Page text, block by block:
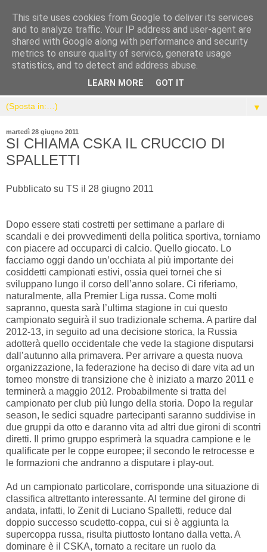
▼
martedì 28 giugno 2011
SI CHIAMA CSKA IL CRUCCIO DI
SPALLETTI
Pubblicato su TS il 28 giugno 2011
Dopo essere stati costretti per settimane a parlare di
scandali e dei provvedimenti della politica sportiva, torniamo
con piacere ad occuparci di calcio. Quello giocato. Lo
facciamo oggi dando un’occhiata al più importante dei
cosiddetti campionati estivi, ossia quei tornei che si
sviluppano lungo il corso dell’anno solare. Ci riferiamo,
naturalmente, alla Premier Liga russa. Come molti
sapranno, questa sarà l’ultima stagione in cui questo
campionato seguirà il suo tradizionale schema. A partire dal
2012-13, in seguito ad una decisione storica, la Russia
adotterà quello occidentale che vede la stagione disputarsi
dall’autunno alla primavera. Per arrivare a questa nuova
organizzazione, la federazione ha deciso di dare vita ad un
torneo monstre di transizione che è iniziato a marzo 2011 e
terminerà a maggio 2012. Probabilmente si tratta del
campionato per club più lungo della storia. Dopo la regular
season, le sedici squadre partecipanti saranno suddivise in
due gruppi da otto e daranno vita ad altri due gironi di scontri
diretti. Il primo gruppo esprimerà la squadra campione e le
qualificate per le coppe europee; il secondo le retrocesse e
le formazioni che andranno a disputare i play-out.
Ad un campionato particolare, corrisponde una situazione di
classifica altrettanto interessante. Al termine del girone di
andata, infatti, lo Zenit di Luciano Spalletti, reduce dal
doppio successo scudetto-coppa, cui si è aggiunta la
supercoppa russa, risulta piuttosto lontano dalla vetta. A
dominare è il CSKA, tornato a recitare un ruolo da
This site uses cookies from Google to deliver its services
and to analyze traffic. Your IP address and user-agent are
shared with Google along with performance and security
metrics to ensure quality of service, generate usage
statistics, and to detect and address abuse.
LEARN MORE GOT IT